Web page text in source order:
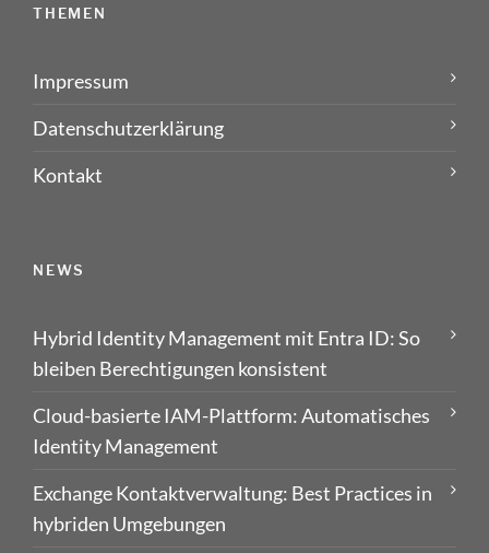
THEMEN
Impressum
Datenschutzerklärung
Kontakt
NEWS
Hybrid Identity Management mit Entra ID: So
bleiben Berechtigungen konsistent
Cloud-basierte IAM-Plattform: Automatisches
Identity Management
Exchange Kontaktverwaltung: Best Practices in
hybriden Umgebungen